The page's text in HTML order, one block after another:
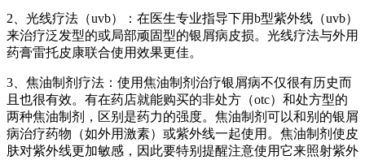
2、光线疗法（uvb）：在医生专业指导下用b型紫外线（uvb）
来治疗泛发型的或局部顽固型的银屑病皮损。光线疗法与外用
药膏雷托皮康联合使用效果更佳。
3、焦油制剂疗法：使用焦油制剂治疗银屑病不仅很有历史而
且也很有效。有在药店就能购买的非处方（otc）和处方型的
两种焦油制剂，区别是药力的强度。焦油制剂可以和别的银屑
病治疗药物（如外用激素）或紫外线一起使用。焦油制剂使皮
肤对紫外线更加敏感，因此要特别提醒注意使用它来照射紫外